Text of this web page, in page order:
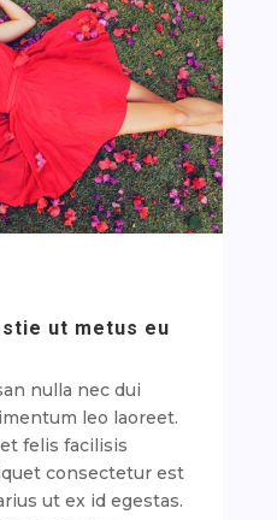
ut metus eu
nulla nec dui
leo laoreet.
felis facilisis
consectetur est
ut ex id egestas.